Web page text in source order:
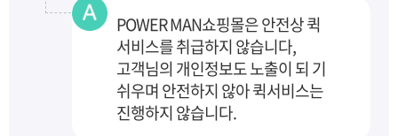
POWER MAN쇼핑몰은 안전상 퀵
서비스를 취급하지 않습니다,
고객님의 개인정보도 노출이 되 기
쉬우며 안전하지 않아 퀵서비스는
진행하지 않습니다.